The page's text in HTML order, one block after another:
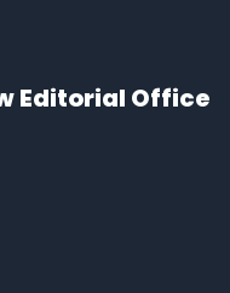
Editorial Office